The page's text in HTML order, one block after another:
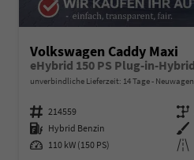
Volkswagen Caddy Maxi
unverbindliche Lieferzeit: 14 Tage Neuwagen
Fahrzeugnummer 214559 Getriebe
Kraftstoff Hybrid Benzin Außenfarbe
Leistung 110 kW (150 PS) Kilometerstand